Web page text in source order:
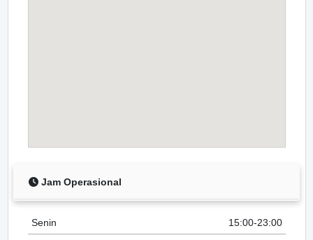
Jam Operasional
Senin
15:00-23:00